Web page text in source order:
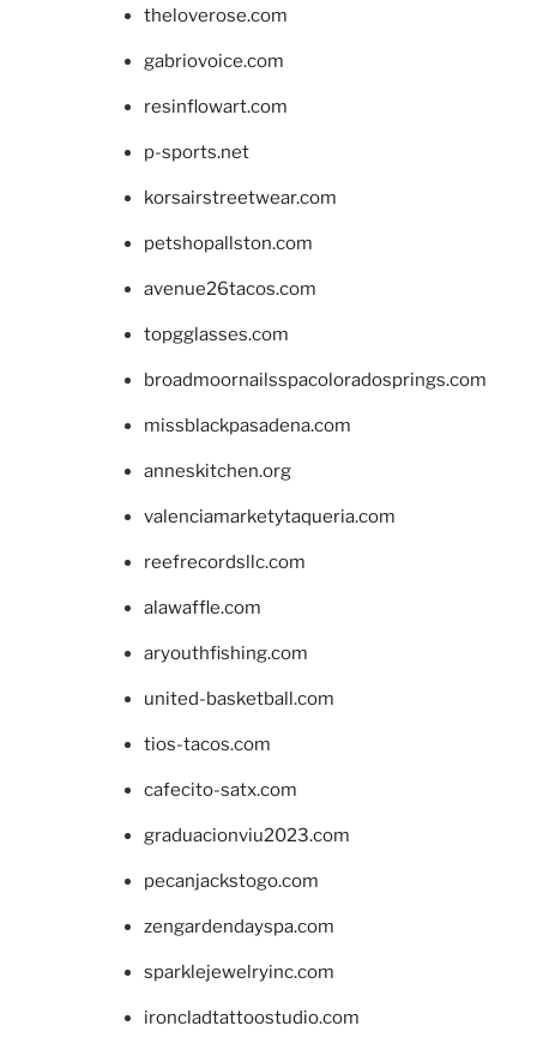
theloverose.com
gabriovoice.com
resinflowart.com
p-sports.net
korsairstreetwear.com
petshopallston.com
avenue26tacos.com
topgglasses.com
broadmoornailsspacoloradosprings.com
missblackpasadena.com
anneskitchen.org
valenciamarketytaqueria.com
reefrecordsllc.com
alawaffle.com
aryouthfishing.com
united-basketball.com
tios-tacos.com
cafecito-satx.com
graduacionviu2023.com
pecanjackstogo.com
zengardendayspa.com
sparklejewelryinc.com
ironcladtattoostudio.com